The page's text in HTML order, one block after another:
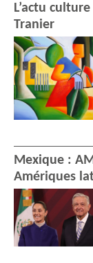
L’actu
Tranier
Mexique :
Amériques